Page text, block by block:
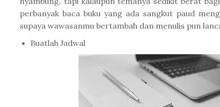
perbanyak baca buku yang ada sangkut paud
supaya wawasanmu bertambah dan menulis pun
Buatlah Jadwal